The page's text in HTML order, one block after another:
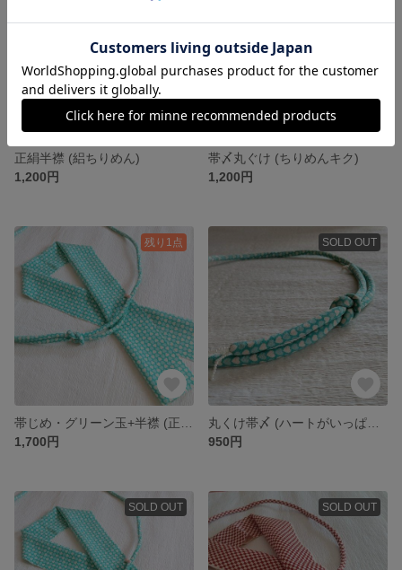
正絹半襟 (絽ちりめん)
1,200円
帯〆丸ぐけ (ちりめんキク)
1,200円
残り1点
1,700円
SOLD OUT
950円
SOLD OUT SOLD OUT